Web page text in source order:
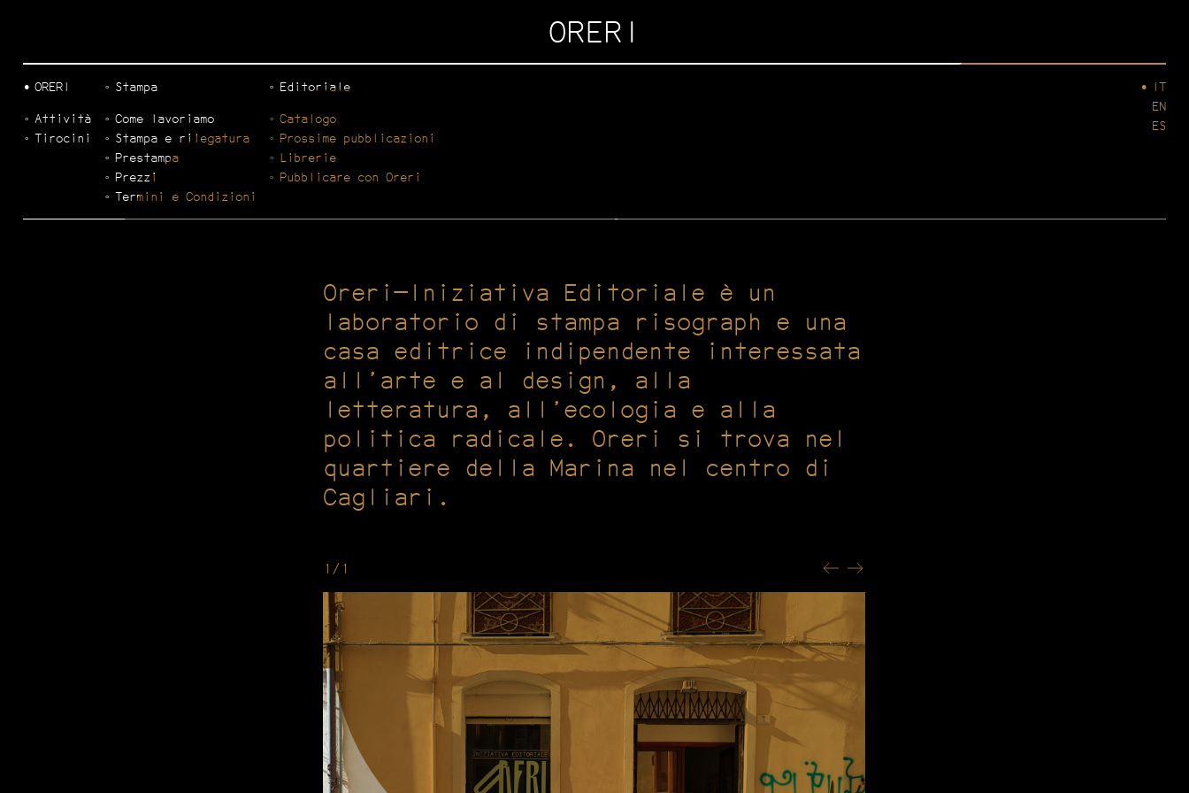
ORERI
ORERI
Attività
Tirocini
Stampa
Come lavoriamo
Stampa e rilegatura
Prestampa
Prezzi
Termini e Condizioni
Editoriale
Catalogo
Prossime pubblicazioni
Librerie
Pubblicare con Oreri
IT
EN
ES
Oreri—Iniziativa Editoriale è un
laboratorio di stampa risograph e una
casa editrice indipendente interessata
all’arte e al design, alla
letteratura, all’ecologia e alla
politica radicale. Oreri si trova nel
quartiere della Marina nel centro di
Cagliari.
1/1